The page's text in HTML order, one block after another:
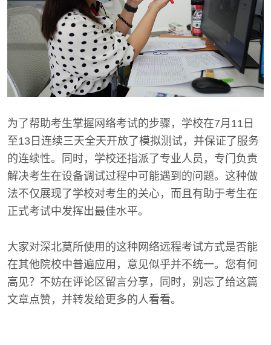
为了帮助考生掌握网络考试的步骤，学校在7月11日
至13日连续三天全天开放了模拟测试，并保证了服务
的连续性。同时，学校还指派了专业人员，专门负责
解决考生在设备调试过程中可能遇到的问题。这种做
法不仅展现了学校对考生的关心，而且有助于考生在
正式考试中发挥出最佳水平。
大家对深北莫所使用的这种网络远程考试方式是否能
在其他院校中普遍应用，意见似乎并不统一。您有何
高见？不妨在评论区留言分享，同时，别忘了给这篇
文章点赞，并转发给更多的人看看。